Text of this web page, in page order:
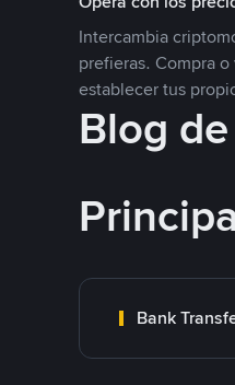
Intercambia
prefieras. Compra
establecer tus
Blog
Bank